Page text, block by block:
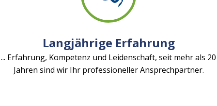
Langjährige Erfahrung
... Erfahrung, Kompetenz und Leidenschaft, seit mehr als 20
Jahren sind wir Ihr professioneller Ansprechpartner.